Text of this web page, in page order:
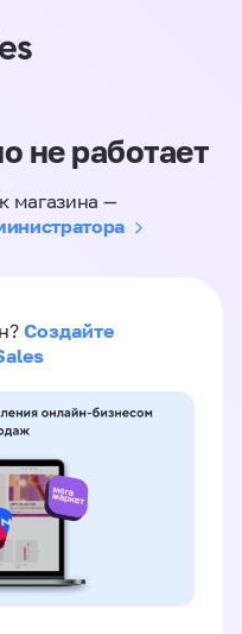
не работает
магазина —
Создайте